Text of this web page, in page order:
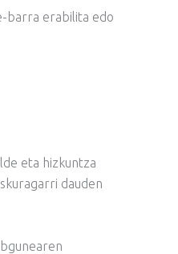
barra erabilita edo
eta hizkuntza
dauden